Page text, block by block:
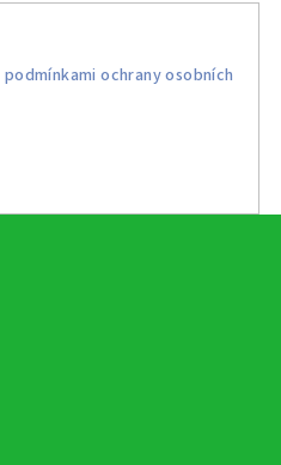
podmínkami ochrany osobních